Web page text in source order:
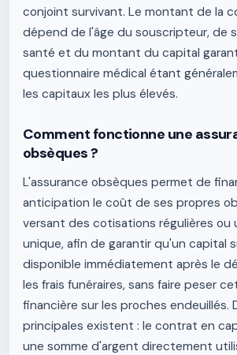
conjoint survivant. Le montant de la
dépend de l'âge du souscripteur, de
santé et du montant du capital
questionnaire médical étant
les capitaux les plus élevés.
Comment fonctionne une
obsèques ?
L'assurance obsèques permet de
anticipation le coût de ses propres
versant des cotisations régulières ou
unique, afin de garantir qu'un capital
disponible immédiatement après le
les frais funéraires, sans faire peser
financière sur les proches endeuillés.
principales existent : le contrat en
une somme d'argent directement